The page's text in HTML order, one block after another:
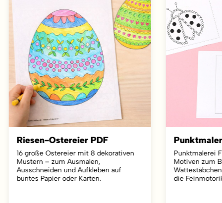
Riesen-Ostereier PDF
16 große Ostereier mit 8 dekorativen
Mustern – zum Ausmalen,
Ausschneiden und Aufkleben auf
buntes Papier oder Karten.
Punktmalerei
Motiven zum
die